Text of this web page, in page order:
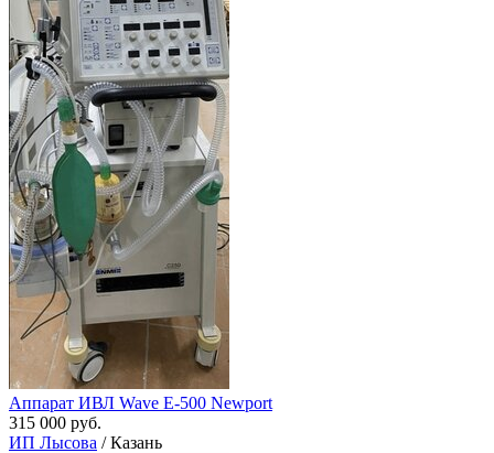
Аппарат ИВЛ Wave E-500 Newport
315 000 руб.
ИП Лысова / Казань